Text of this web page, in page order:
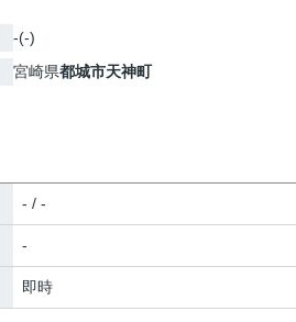
-(-)
宮崎県都城市天神町
- / -
-
即時